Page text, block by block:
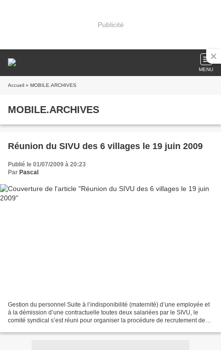
Publicité
MENU
Accueil » MOBILE.ARCHIVES
MOBILE.ARCHIVES
Réunion du SIVU des 6 villages le 19 juin 2009
Publié le 01/07/2009 à 20:23
Par Pascal
Gestion du personnel Suite à l’indisponibilité (maternité) d’une employée et
à la démission d’une contractuelle toutes deux salariées par le SIVU, le
comité syndical s’est réuni pour organiser la procédure de recrutement de